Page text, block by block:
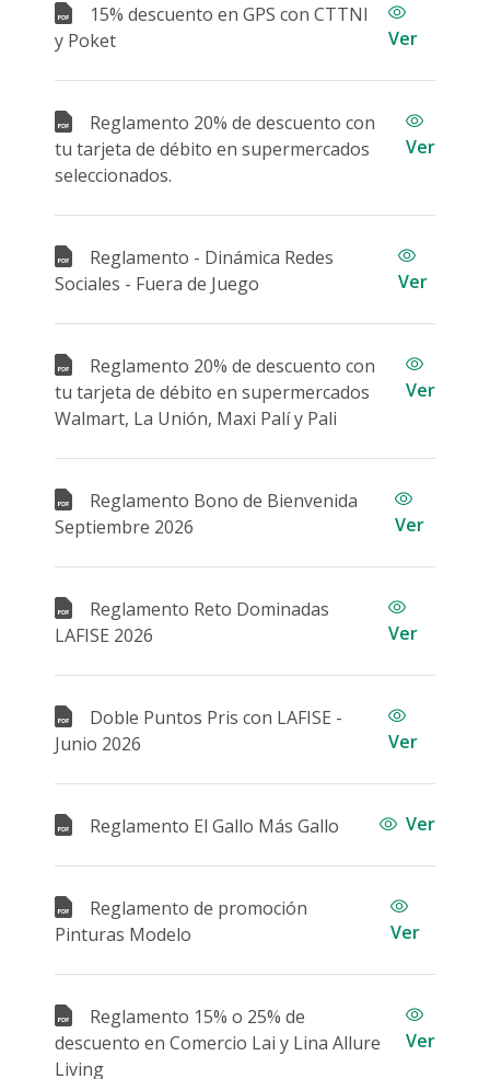
Cuentas De Ahorro
Cuenta Digital
Tarjetas
Beneficios
Tarjetas Credito
Tarjetas Prepago
Tarjeta Prepago Joven
Contratos y Reglamentos
Débitos Automáticos
Solicitud tarjeta credito
Tarifas y Mínimos de Tarjetas
Comercios Afiliados
Bancanet
Lafiservicios
ServiRED
ATM LAFISE
Multi ATM LAFISE
Envio Veloz
Telepagos
Transferencias interbancarias vía ACH
PagaNet
Plan Pyme
Financiamiento
Servicios Internacionales
ECOCréditos
Política Ambiental LAFISE
Monibyte
Crédito Agrícola
Financiamiento Importadores
Plan Nómina
Servicios Fiduciarios
Financiamiento
ECOCréditos
Maquinaria-Pesada
Servicios Internacionales
Política Ambiental LAFISE
15% descuento en GPS con CTTNI
y Poket
Ver
Reglamento 20% de descuento con
tu tarjeta de débito en supermercados
seleccionados.
Ver
Reglamento - Dinámica Redes
Sociales - Fuera de Juego
Ver
Reglamento 20% de descuento con
tu tarjeta de débito en supermercados
Walmart, La Unión, Maxi Palí y Pali
Ver
Reglamento Bono de Bienvenida
Septiembre 2026
Ver
Reglamento Reto Dominadas
LAFISE 2026
Ver
Doble Puntos Pris con LAFISE -
Junio 2026
Ver
Reglamento El Gallo Más Gallo Ver
Reglamento de promoción
Pinturas Modelo
Ver
Reglamento 15% o 25% de
descuento en Comercio Lai y Lina Allure
Living
Ver